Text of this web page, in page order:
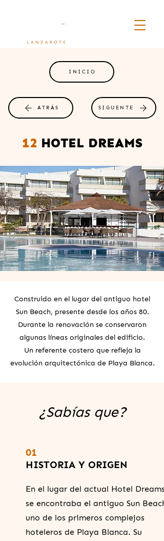
INICIO
ATRÁS SIGUENTE
12 HOTEL DREAMS
Construido en el lugar del antiguo hotel
Sun Beach, presente desde los años 80.
Durante la renovación se conservaron
algunas líneas originales del edificio.
Un referente costero que refleja la
evolución arquitectónica de Playa Blanca.
¿Sabías que?
01
HISTORIA Y ORIGEN
En el lugar del actual Hotel Dreams
se encontraba el antiguo Sun Beach,
uno de los primeros complejos
hoteleros de Playa Blanca. Su